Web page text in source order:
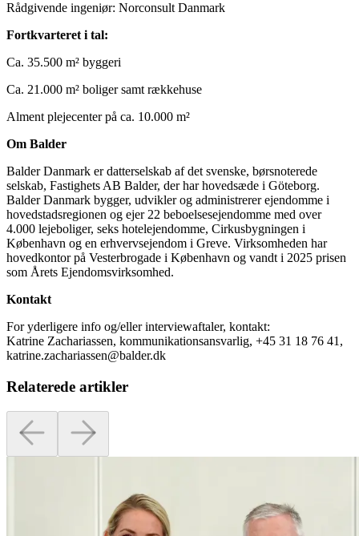
Rådgivende ingeniør: Norconsult Danmark
Fortkvarteret i tal:
Ca. 35.500 m² byggeri
Ca. 21.000 m² boliger samt rækkehuse
Alment plejecenter på ca. 10.000 m²
Om Balder
Balder Danmark er datterselskab af det svenske, børsnoterede
selskab, Fastighets AB Balder, der har hovedsæde i Göteborg.
Balder Danmark bygger, udvikler og administrerer ejendomme i
hovedstadsregionen og ejer 22 beboelsesejendomme med over
4.000 lejeboliger, seks hotelejendomme, Cirkusbygningen i
København og en erhvervsejendom i Greve. Virksomheden har
hovedkontor på Vesterbrogade i København og vandt i 2025 prisen
som Årets Ejendomsvirksomhed.
Kontakt
For yderligere info og/eller interviewaftaler, kontakt:
Katrine Zachariassen, kommunikationsansvarlig, +45 31 18 76 41,
katrine.zachariassen@balder.dk
Relaterede artikler